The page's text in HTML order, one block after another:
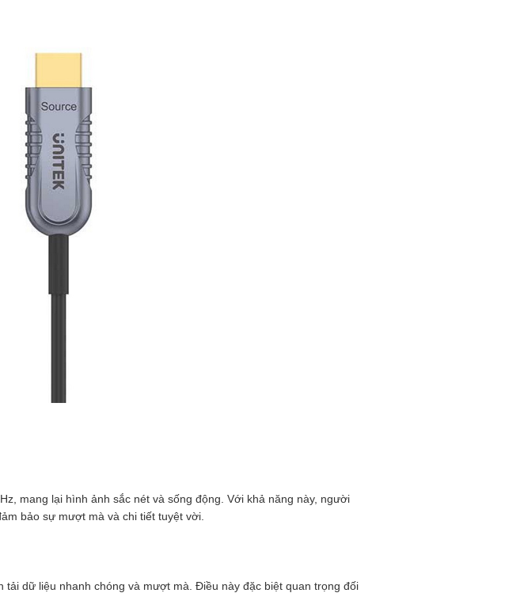
mang lại hình ảnh sắc nét và sống động. Với khả năng này, người
bảo sự mượt mà và chi tiết tuyệt vời.
dữ liệu nhanh chóng và mượt mà. Điều này đặc biệt quan trọng đối